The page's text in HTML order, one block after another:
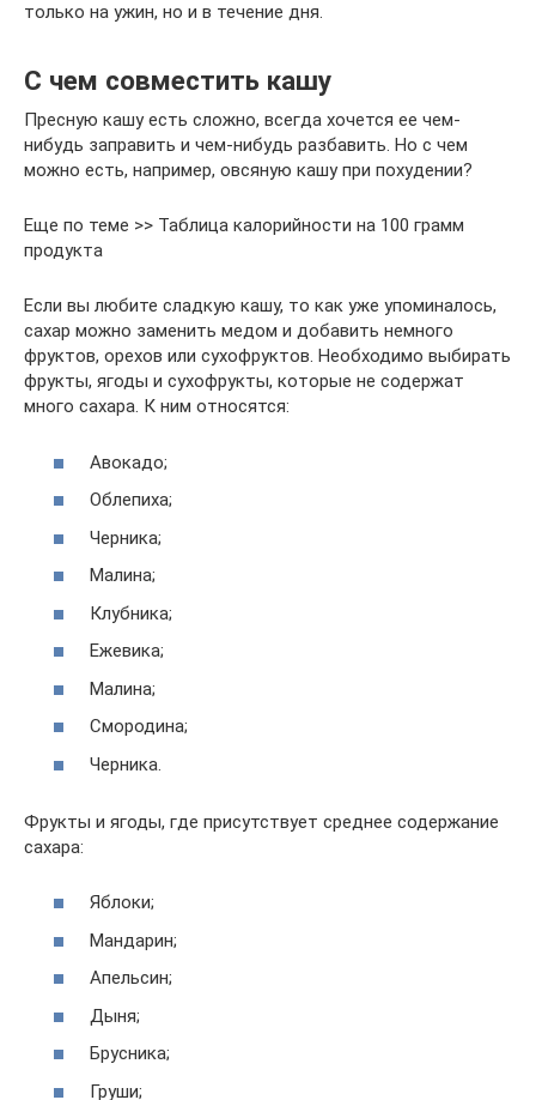
только на ужин, но и в течение дня.
С чем совместить кашу
Пресную кашу есть сложно, всегда хочется ее чем-
нибудь заправить и чем-нибудь разбавить. Но с чем
можно есть, например, овсяную кашу при похудении?
Еще по теме >> Таблица калорийности на 100 грамм
продукта
Если вы любите сладкую кашу, то как уже упоминалось,
сахар можно заменить медом и добавить немного
фруктов, орехов или сухофруктов. Необходимо выбирать
фрукты, ягоды и сухофрукты, которые не содержат
много сахара. К ним относятся:
Авокадо;
Облепиха;
Черника;
Малина;
Клубника;
Ежевика;
Малина;
Смородина;
Черника.
Фрукты и ягоды, где присутствует среднее содержание
сахара:
Яблоки;
Мандарин;
Апельсин;
Дыня;
Брусника;
Груши;